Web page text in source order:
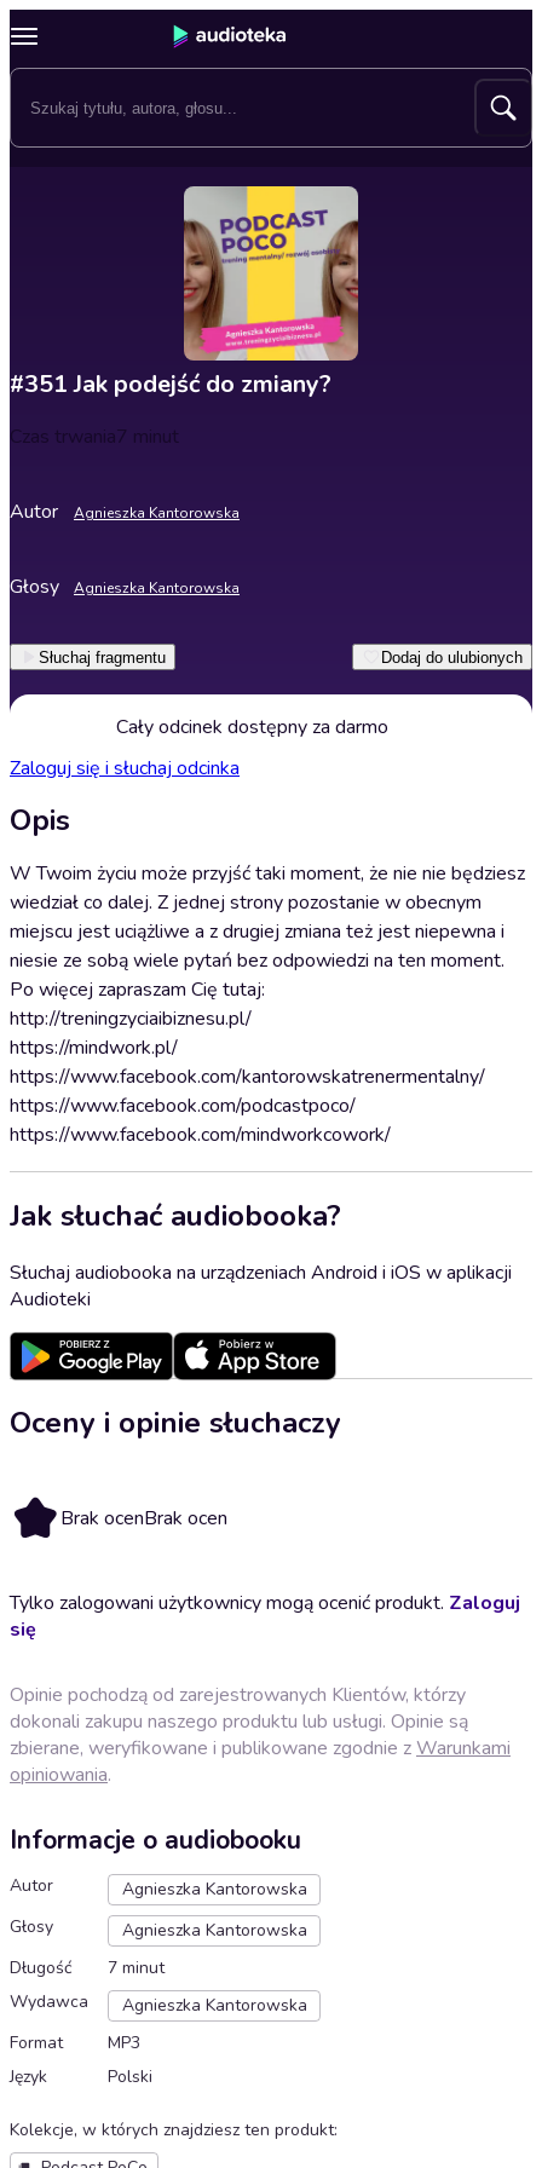
#351 Jak podejść do zmiany?
Czas trwania7 minut
Autor Agnieszka Kantorowska
Głosy Agnieszka Kantorowska
Słuchaj fragmentu Dodaj do ulubionych
Cały odcinek dostępny za darmo
Zaloguj się i słuchaj odcinka
Opis
W Twoim życiu może przyjść taki moment, że nie nie będziesz
wiedział co dalej. Z jednej strony pozostanie w obecnym
miejscu jest uciążliwe a z drugiej zmiana też jest niepewna i
niesie ze sobą wiele pytań bez odpowiedzi na ten moment.
Po więcej zapraszam Cię tutaj:
http://treningzyciaibiznesu.pl/
https://mindwork.pl/
https://www.facebook.com/kantorowskatrenermentalny/
https://www.facebook.com/podcastpoco/
https://www.facebook.com/mindworkcowork/
Jak słuchać audiobooka?
Słuchaj audiobooka na urządzeniach Android i iOS w aplikacji
Audioteki
Oceny i opinie słuchaczy
Brak ocenBrak ocen
Tylko zalogowani użytkownicy mogą ocenić produkt. Zaloguj
się
Opinie pochodzą od zarejestrowanych Klientów, którzy
dokonali zakupu naszego produktu lub usługi. Opinie są
zbierane, weryfikowane i publikowane zgodnie zWarunkami
opiniowania.
Informacje o audiobooku
Autor
Agnieszka Kantorowska
Głosy
Agnieszka Kantorowska
Długość
7 minut
Wydawca
Agnieszka Kantorowska
Format
MP3
Język
Polski
Kolekcje, w których znajdziesz ten produkt: